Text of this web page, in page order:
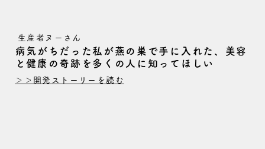
生産者ヌーさん
病気がちだった私が燕の巣で手に入れた、美容
と健康の奇跡を多くの人に知ってほしい
＞＞開発ストーリーを読む